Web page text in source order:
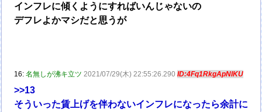
インフレに傾くようにすればいんじゃないの
デフレよかマシだと思うが
16:名無しが沸キ立ツ 2021/07/29(木) 22:55:26.290ID:4Fq1RkgApNIKU
>>13
そういった賃上げを伴わないインフレになったら余計に